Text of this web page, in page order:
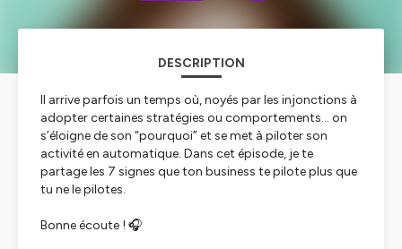
DESCRIPTION
Il arrive parfois un temps où, noyés par les injonctions à
adopter certaines stratégies ou comportements… on
s’éloigne de son “pourquoi” et se met à piloter son
activité en automatique. Dans cet épisode, je te
partage les 7 signes que ton business te pilote plus que
tu ne le pilotes.
Bonne écoute ! 🎧